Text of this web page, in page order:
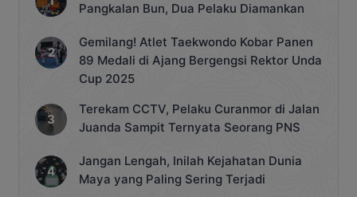
Pangkalan Bun, Dua Pelaku Diamankan
Gemilang! Atlet Taekwondo Kobar Panen
89 Medali di Ajang Bergengsi Rektor Unda
Cup 2025
Terekam CCTV, Pelaku Curanmor di Jalan
Juanda Sampit Ternyata Seorang PNS
Jangan Lengah, Inilah Kejahatan Dunia
Maya yang Paling Sering Terjadi